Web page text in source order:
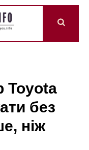
Toyota
без
ніж